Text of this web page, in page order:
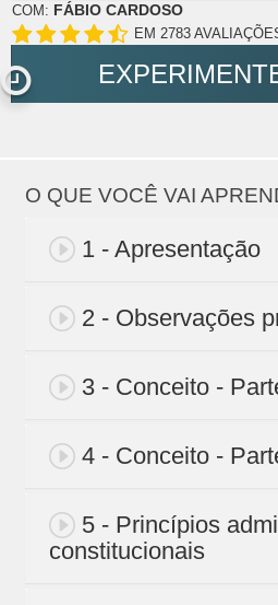
COM: FÁBIO CARDOSO
EM 2783
O QUE VOCÊ VAI
1 - Apresentação
2 - Observações
3 - Conceito -
4 - Conceito -
5 - Princípios
constitucionais